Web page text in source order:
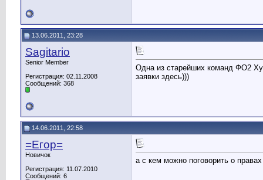
13.06.2011, 23:28
Sagitario
Senior Member
Регистрация: 02.11.2008
Сообщений: 368
Одна из старейших команд ФО2
заявки здесь)))
14.06.2011, 22:58
=Егор=
Новичок
Регистрация: 11.07.2010
Сообщений: 6
а с кем можно поговорить о